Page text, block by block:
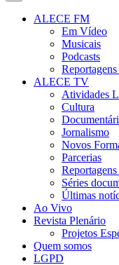
ALECE FM
Em Vídeo
Musicais
Podcasts
ALECE TV
Atividades
Cultura
Jornalismo
Novos
Parcerias
Séries
Últimas
Ao Vivo
Revista Plenário
Projetos
Quem somos
LGPD